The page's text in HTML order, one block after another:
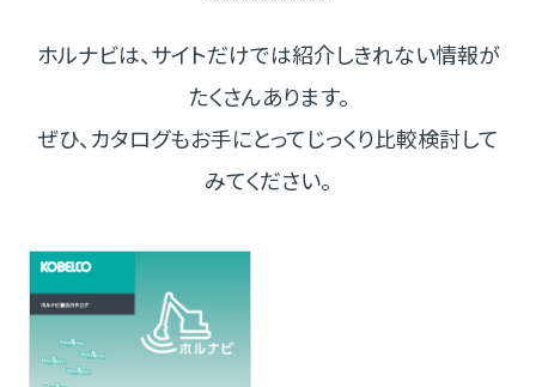
ホルナビは、サイトだけでは紹介しきれない情報が
たくさんあります。
ぜひ、カタログもお手にとってじっくり比較検討して
みてください。